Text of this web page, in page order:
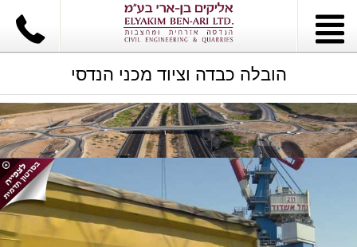
הובלה כבדה וציוד מכני הנדסי